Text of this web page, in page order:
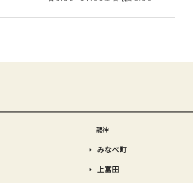
龍神
みなべ町
上富田